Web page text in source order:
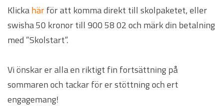
Klickahärför att komma direkt till skolpaketet, eller
swisha 50 kronor till 900 58 02 och märk din betalning
med ”Skolstart”.
Vi önskar er alla en riktigt fin fortsättning på
sommaren och tackar för er stöttning och ert
engagemang!